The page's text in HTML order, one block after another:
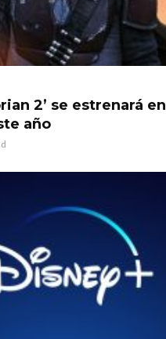
2’ se estrenará en
año